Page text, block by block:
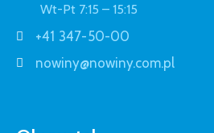
Wt-Pt 7:15 – 15:15
+41 347-50-00
nowiny@nowiny.com.pl